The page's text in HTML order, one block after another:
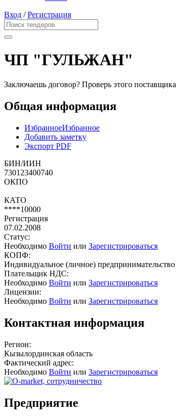
Вход /Регистрация
ЧП "ГУЛЬЖАН"
Заключаешь договор? Проверь этого поставщика
Общая информация
ИзбранноеИзбранное
Добавить заметку
Экспорт PDF
БИН/ИИН
730123400740
ОКПО
КАТО
****10000
Регистрация
07.02.2008
Статус:
Необходимо Войти или Зарегистрироваться
КОПФ:
Индивидуальное (личное) предпринимательство
Плательщик НДС:
Необходимо Войти или Зарегистрироваться
Лицензии:
Необходимо Войти или Зарегистрироваться
Контактная информация
Регион:
Кызылординская область
Фактический адрес:
Необходимо Войти или Зарегистрироваться
Предприятие